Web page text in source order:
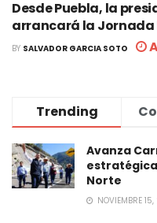
Desde Puebla, la
arrancará la Jornada
BY SALVADOR GARCIA SOTO
Trending
Avanza
Norte
NOVIEMBRE